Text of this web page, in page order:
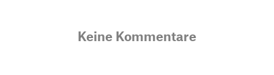
Keine Kommentare